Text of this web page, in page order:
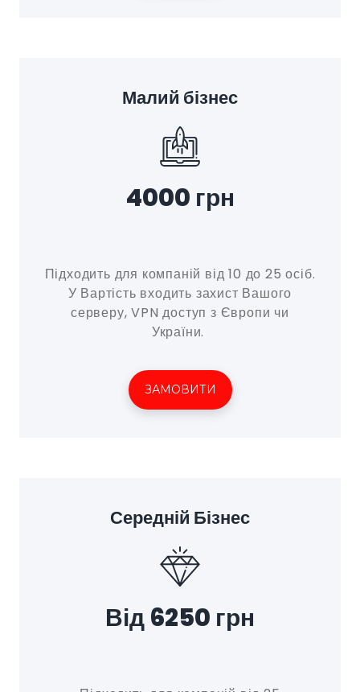
Малий бізнес
4000 грн
Підходить для компаній від 10 до 25 осіб.
У Вартість входить захист Вашого
серверу, VPN доступ з Європи чи
України.
ЗАМОВИТИ
Середній Бізнес
Від 6250 грн